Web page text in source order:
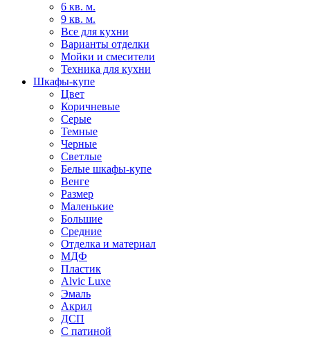
6 кв. м.
9 кв. м.
Все для кухни
Варианты отделки
Мойки и смесители
Техника для кухни
Шкафы-купе
Цвет
Коричневые
Серые
Темные
Черные
Светлые
Белые шкафы-купе
Венге
Размер
Маленькие
Большие
Средние
Отделка и материал
МДФ
Пластик
Alvic Luxe
Эмаль
Акрил
ДСП
С патиной